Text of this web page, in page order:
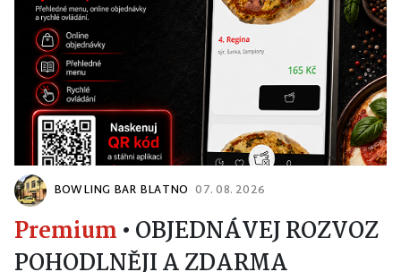
BOWLING BAR BLATNO 07. 08. 2026
Premium • OBJEDNÁVEJ ROZVOZ
POHODLNĚJI A ZDARMA